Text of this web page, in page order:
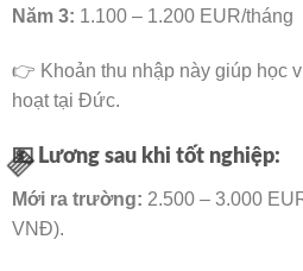
🧧
🌸
Năm 3: 1.100 – 1.200 EUR/tháng
👉 Khoản thu nhập này giúp học
hoạt tại Đức.
💵 Lương sau khi tốt nghiệp:
Mới ra trường: 2.500 – 3.000
VNĐ).